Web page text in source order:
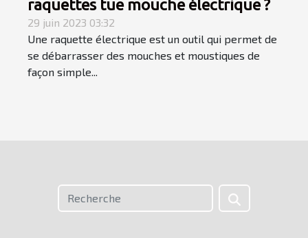
raquettes tue mouche électrique ?
29 juin 2023 03:32
Une raquette électrique est un outil qui permet de
se débarrasser des mouches et moustiques de
façon simple...